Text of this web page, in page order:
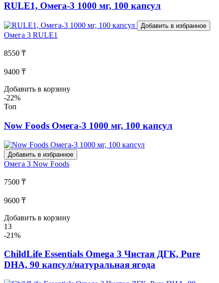
RULE1, Омега-3 1000 мг, 100 капсул
Добавить в избранное
Омега 3 RULE1
8550 ₸
9400 ₸
Добавить в корзину
-22%
Топ
Now Foods Омега-3 1000 мг, 100 капсул
Добавить в избранное
Омега 3 Now Foods
7500 ₸
9600 ₸
Добавить в корзину
13
-21%
ChildLife Essentials Omega 3 Чистая ДГК, Pure
DHA, 90 капсул/натуральная ягода